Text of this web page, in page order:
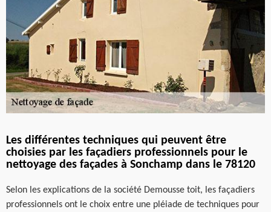
Les différentes techniques qui peuvent être
choisies par les façadiers professionnels pour le
nettoyage des façades à Sonchamp dans le 78120
Selon les explications de la société Demousse toit, les façadiers
professionnels ont le choix entre une pléiade de techniques pour